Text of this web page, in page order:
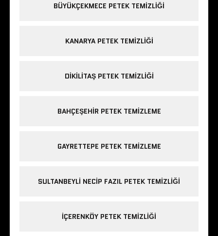
BÜYÜKÇEKMECE PETEK TEMIZLIĞI
KANARYA PETEK TEMIZLIĞI
DIKILITAŞ PETEK TEMIZLIĞI
BAHÇEŞEHIR PETEK TEMIZLEME
GAYRETTEPE PETEK TEMIZLEME
SULTANBEYLI NECIP FAZIL PETEK TEMIZLIĞI
IÇERENKÖY PETEK TEMIZLIĞI